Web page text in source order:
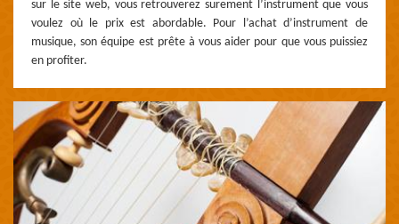
sur le site web, vous retrouverez surement l’instrument que vous
voulez où le prix est abordable. Pour l’achat d’instrument de
musique, son équipe est prête à vous aider pour que vous puissiez
en profiter.